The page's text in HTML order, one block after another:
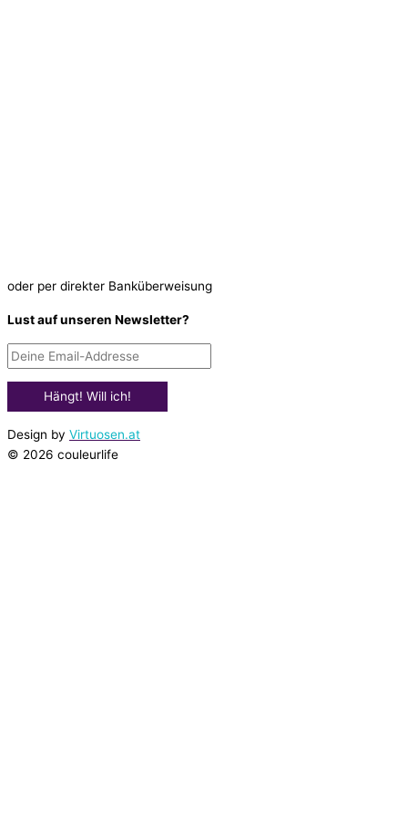
oder per direkter Banküberweisung
Lust auf unseren Newsletter?
Design by Virtuosen.at
© 2026 couleurlife